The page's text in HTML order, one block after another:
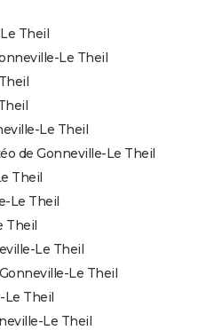
Theil
Le Theil
Le Theil
de Gonneville-Le Theil
Theil
Le Theil
Theil
Le Theil
Le Theil
Le Theil
Le Theil